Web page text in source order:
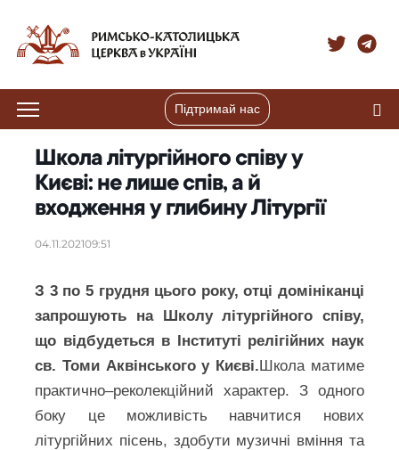
Підтримай нас
Школа літургійного співу у
Києві: не лише спів, а й
входження у глибину Літургії
04.11.202109:51
З 3 по 5 грудня цього року, отці домініканці
запрошують на Школу літургійного співу,
що відбудеться в Інституті релігійних наук
св. Томи Аквінського у Києві.Школа матиме
практично–реколекційний характер. З одного
боку це можливість навчитися нових
літургійних пісень, здобути музичні вміння та